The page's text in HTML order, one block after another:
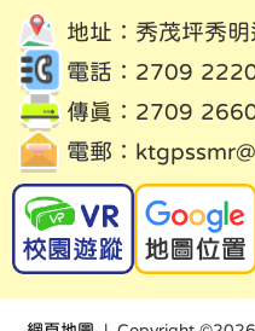
地址：秀茂坪秀
電話：2709
傳真：2709
電郵：